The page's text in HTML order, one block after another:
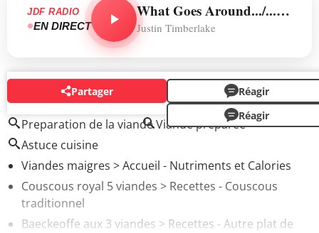
JDF RADIO
EN DIRECT
What Goes Around.../...Comes Around (Interlude)
Justin Timberlake
Partager
Réagir
Réagir
AUTOUR DU MÊME SUJET
Preparation de la viandeViande préparée
Astuce cuisine
Viandes maigres > Accueil - Nutriments et Calories
Couscous royal 5 viandes > Recettes - Couscous
traditionnel
Baeckeoffe aux 3 viandes > Recettes - Autre plat de